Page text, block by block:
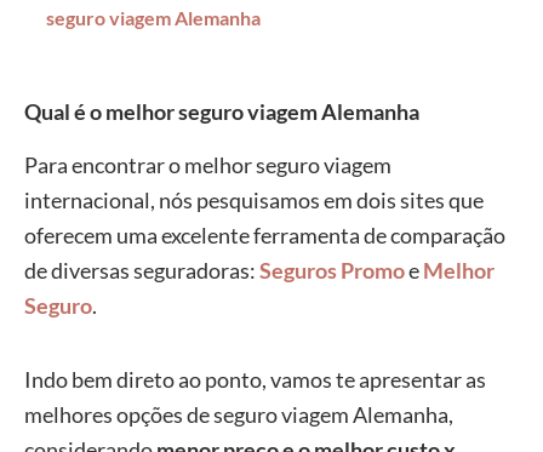
seguro viagem Alemanha
Qual é o melhor seguro viagem Alemanha
Para encontrar o melhor seguro viagem
internacional, nós pesquisamos em dois sites que
oferecem uma excelente ferramenta de comparação
de diversas seguradoras:Seguros PromoeMelhor
Seguro.
Indo bem direto ao ponto, vamos te apresentar as
melhores opções de seguro viagem Alemanha,